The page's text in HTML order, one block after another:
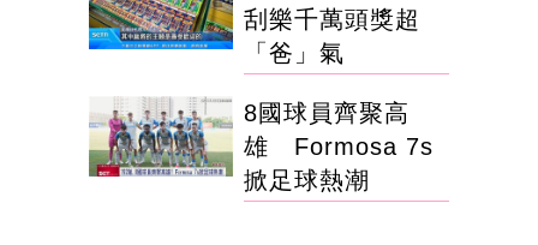
刮樂千萬頭獎超
「爸」氣
8國球員齊聚高
雄 Formosa 7s
掀足球熱潮